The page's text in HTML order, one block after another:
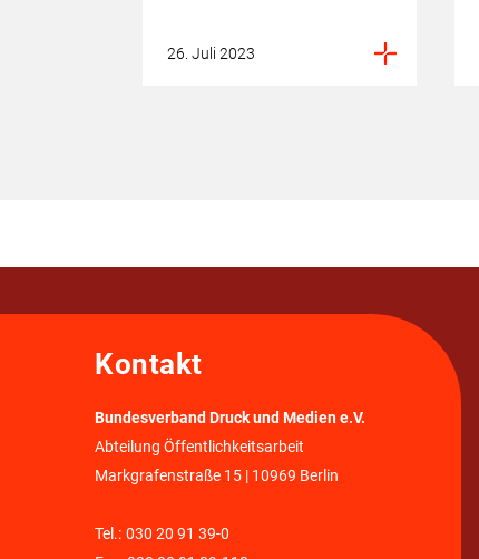
26. Juli 2023
Kontakt
Bundesverband Druck und Medien e.V.
Abteilung Öffentlichkeitsarbeit
Markgrafenstraße 15 | 10969 Berlin
Tel.: 030 20 91 39-0